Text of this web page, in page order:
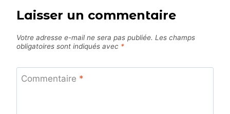
Laisser un commentaire
Votre adresse e-mail ne sera pas publiée. Les champs
obligatoires sont indiqués avec *
Commentaire *